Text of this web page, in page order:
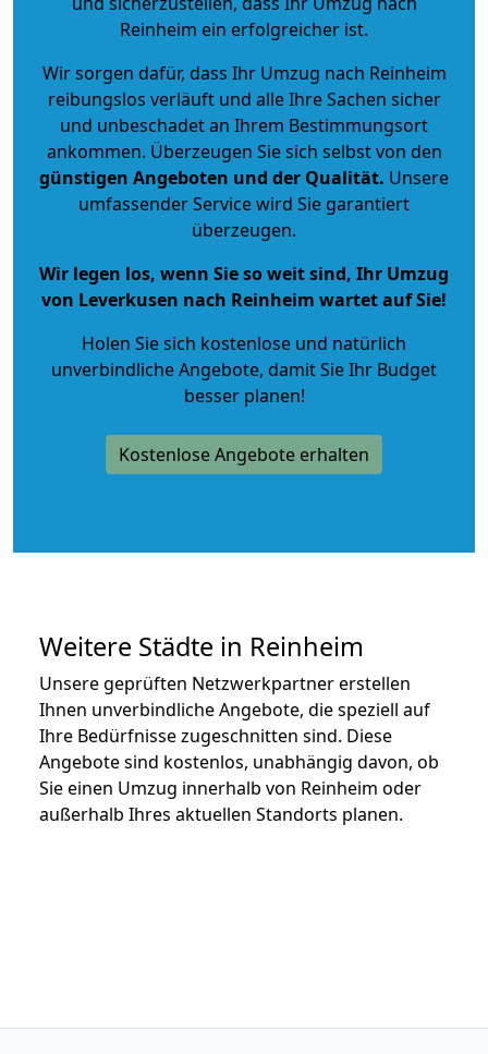
Reinheim ein erfolgreicher ist.
Wir sorgen dafür, dass Ihr Umzug nach Reinheim
reibungslos verläuft und alle Ihre Sachen sicher
und unbeschadet an Ihrem Bestimmungsort
ankommen. Überzeugen Sie sich selbst von den
günstigen Angeboten und der Qualität. Unsere
umfassender Service wird Sie garantiert
überzeugen.
Wir legen los, wenn Sie so weit sind, Ihr Umzug
von Leverkusen nach Reinheim wartet auf Sie!
Holen Sie sich kostenlose und natürlich
unverbindliche Angebote, damit Sie Ihr Budget
besser planen!
Kostenlose Angebote erhalten
Weitere Städte in Reinheim
Unsere geprüften Netzwerkpartner erstellen
Ihnen unverbindliche Angebote, die speziell auf
Ihre Bedürfnisse zugeschnitten sind. Diese
Angebote sind kostenlos, unabhängig davon, ob
Sie einen Umzug innerhalb von Reinheim oder
außerhalb Ihres aktuellen Standorts planen.